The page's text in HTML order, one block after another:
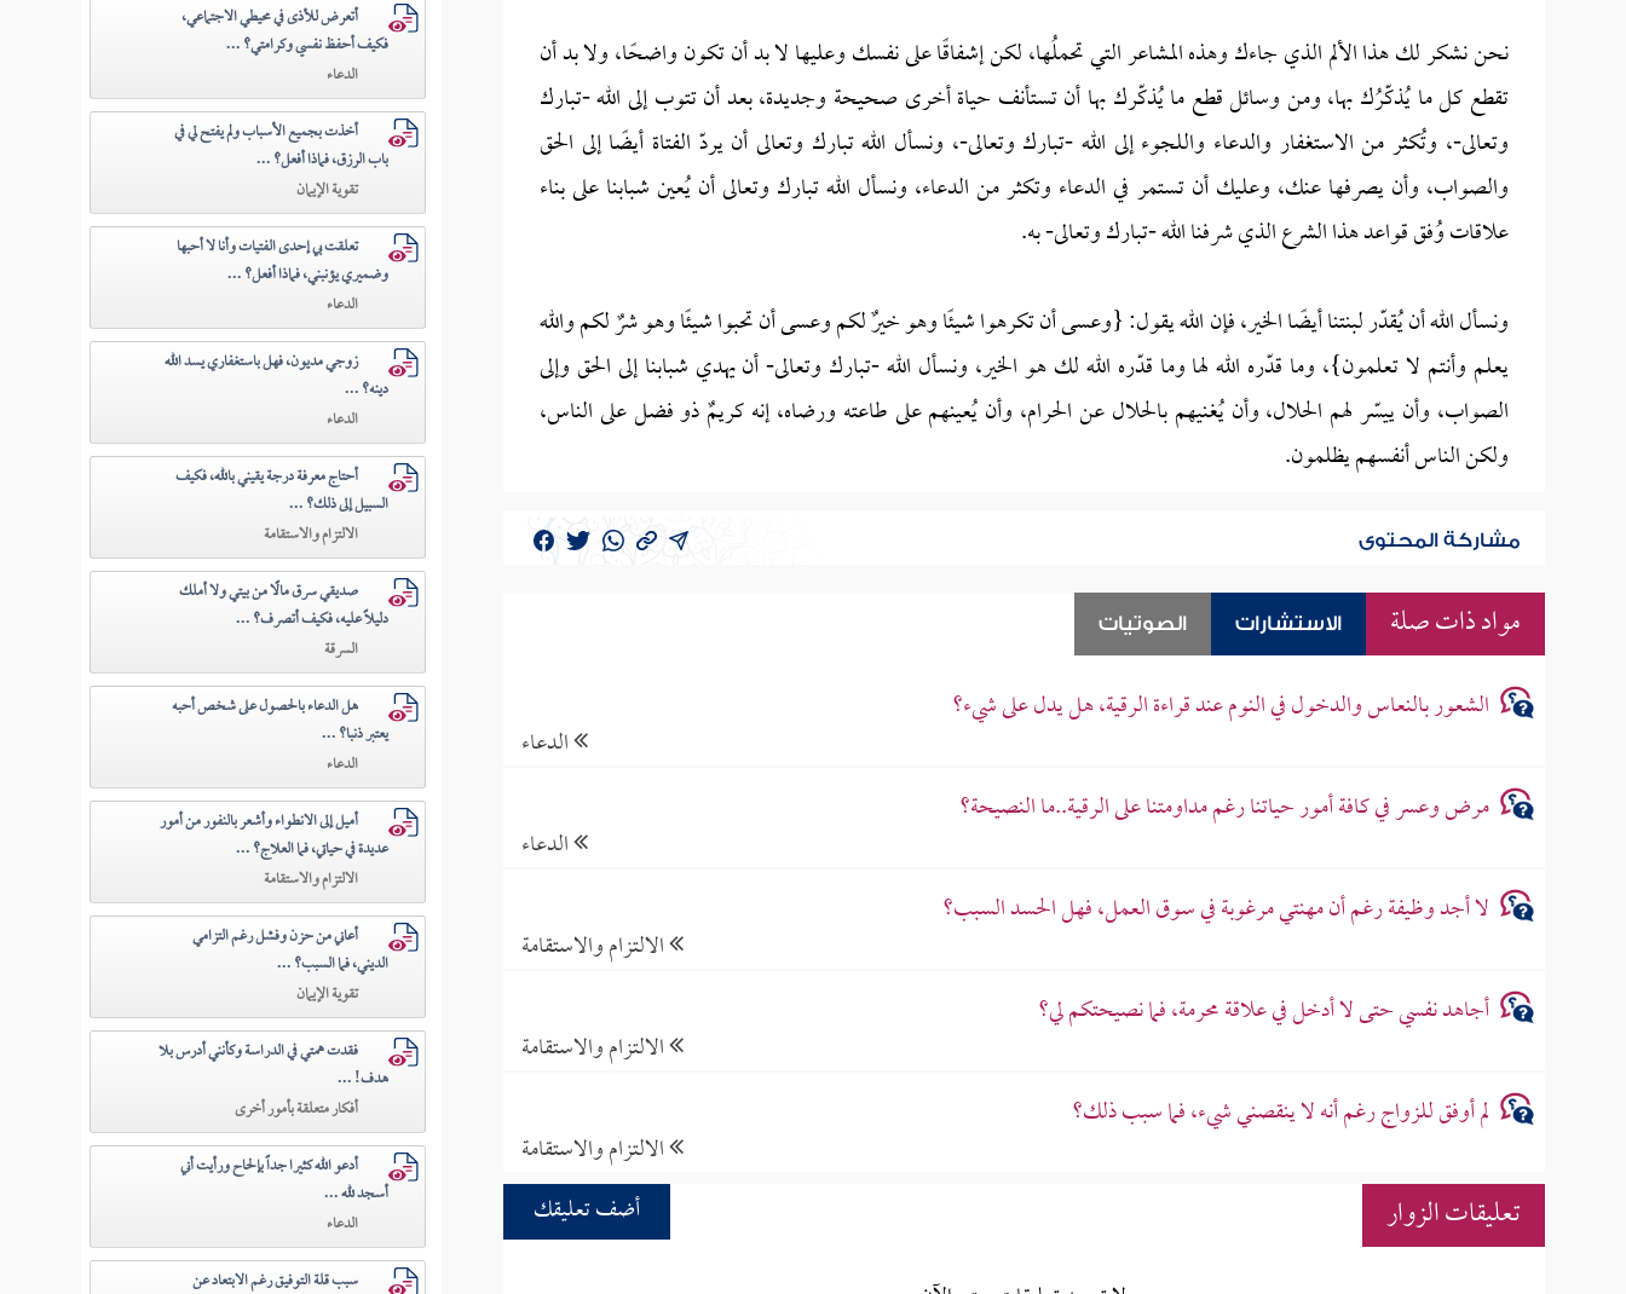
نحن نشكر لك هذا الألم الذي جاءك وهذه المشاعر التي تحملُها، لكن إشفاقًا على نفسك وعليها لا بد أن تكون واضحًا، ولا بد أن
تقطع كل ما يُذكّرُك بها، ومن وسائل قطع ما يُذكّرك بها أن تستأنف حياة أخرى صحيحة وجديدة، بعد أن تتوب إلى الله -تبارك
وتعالى-، وتُكثر من الاستغفار والدعاء واللجوء إلى الله -تبارك وتعالى-، ونسأل الله تبارك وتعالى أن يردّ الفتاة أيضًا إلى الحق
والصواب، وأن يصرفها عنك، وعليك أن تستمر في الدعاء وتكثر من الدعاء، ونسأل الله تبارك وتعالى أن يُعين شبابنا على بناء
علاقات وُفق قواعد هذا الشرع الذي شرفنا الله -تبارك وتعالى- به.
ونسأل الله أن يُقدّر لبنتنا أيضًا الخير، فإن الله يقول: {وعسى أن تكرهوا شيئًا وهو خيرٌ لكم وعسى أن تحبوا شيئًا وهو شرٌ لكم والله
يعلم وأنتم لا تعلمون}، وما قدّره الله لها وما قدّره الله لك هو الخير، ونسأل الله -تبارك وتعالى- أن يهدي شبابنا إلى الحق وإلى
الصواب، وأن ييسّر لهم الحلال، وأن يُغنيهم بالحلال عن الحرام، وأن يُعينهم على طاعته ورضاه، إنه كريمٌ ذو فضل على الناس،
ولكن الناس أنفسهم يظلمون.
مشاركة المحتوى
مواد ذات صلة الاستشارات الصوتيات
الشعور بالنعاس والدخول في النوم عند قراءة الرقية، هل يدل على شيء؟
الدعاء
مرض وعسر في كافة أمور حياتنا رغم مداومتنا على الرقية..ما النصيحة؟
الدعاء
لا أجد وظيفة رغم أن مهنتي مرغوبة في سوق العمل، فهل الحسد السبب؟
الالتزام والاستقامة
أجاهد نفسي حتى لا أدخل في علاقة محرمة، فما نصيحتكم لي؟
الالتزام والاستقامة
لم أوفق للزواج رغم أنه لا ينقصني شيء، فما سبب ذلك؟
الالتزام والاستقامة
تعليقات الزوار
أضف تعليقك
أتعرض للأذى في محيطي الاجتماعي،
فكيف أحفظ نفسي وكرامتي؟ ...
الدعاء
أخذت بجميع الأسباب ولم يفتح لي في
باب الرزق، فماذا أفعل؟ ...
تقوية الإيمان
تعلقت بي إحدى الفتيات وأنا لا أحبها
وضميري يؤنبني، فماذا أفعل؟ ...
الدعاء
زوجي مديون، فهل باستغفاري يسد الله
دينه؟ ...
الدعاء
أحتاج معرفة درجة يقيني بالله، فكيف
السبيل إلى ذلك؟ ...
الالتزام والاستقامة
صديقي سرق مالًا من بيتي ولا أملك
دليلًا عليه، فكيف أتصرف؟ ...
السرقة
هل الدعاء بالحصول على شخص أحبه
يعتبر ذنبا؟ ...
الدعاء
أميل إلى الانطواء وأشعر بالنفور من أمور
عديدة في حياتي، فما العلاج؟ ...
الالتزام والاستقامة
أعاني من حزن وفشل رغم التزامي
الديني، فما السبب؟ ...
تقوية الإيمان
فقدت همتي في الدراسة وكأنني أدرس بلا
هدف! ...
أفكار متعلقة بأمور أخرى
أدعو الله كثيرا جداً بإلحاح ورأيت أني
أسجد لله ...
الدعاء
سبب قلة التوفيق رغم الابتعاد عن